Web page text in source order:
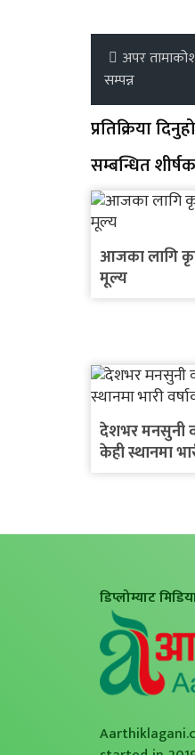
अपर
सम्पन्न
प्रतिक्रिया
सम्बन्धित
आजका लागि
मूल्य
देशभर मनसुनी
केही स्थानमा
डिप्लोम्याट